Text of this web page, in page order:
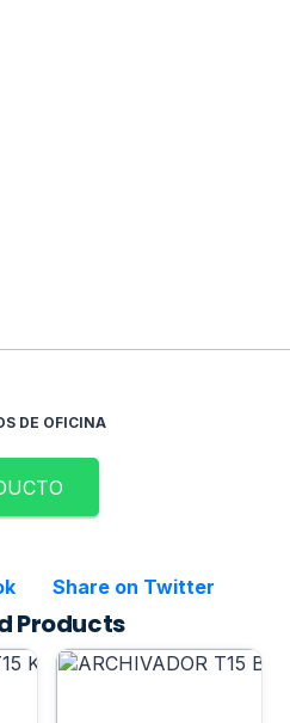
DE OFICINA
Share on Twitter
Products